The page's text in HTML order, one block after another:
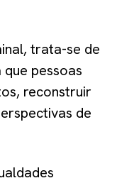
trata-se de
pessoas
reconstruir
de